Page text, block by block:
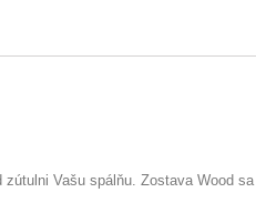
zútulni Vašu spálňu.Zostava Wood